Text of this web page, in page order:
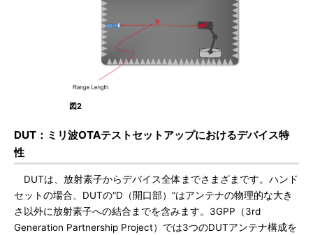
図2
DUT：ミリ波OTAテストセットアップにおけるデバイス特
性
DUTは、放射素子からデバイス全体までさまざまです。ハンド
セットの場合、DUTの“D（開口部）”はアンテナの物理的な大き
さ以外に放射素子への結合までを含みます。3GPP（3rd
Generation Partnership Project）では3つのDUTアンテナ構成を